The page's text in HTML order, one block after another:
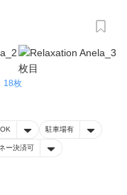
18枚
駐車場有
ー決済可